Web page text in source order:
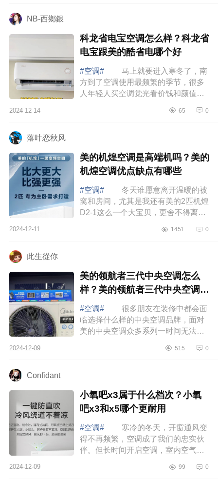
NB-西鄉銀
科龙省电宝空调怎么样？科龙省
电宝跟美的酷省电哪个好
#空调#
马上就要进入寒冬了，南
方到了空调使用最频繁的季节，很多
人年轻人买空调觉光看价钱和颜值，
过日子怎能不精打细算，如果空调不
2024-12-14 65 0
落叶恋秋风
美的机煌空调是高端机吗？美的
机煌空调优点缺点有哪些
#空调#
冬天谁愿意离开温暖的被
窝和房间，尤其是我还有美的2匹机煌
D2-1这么一个大宝贝，更舍不得离开
空调是高端机吗？美的机煌空调优点
2024-12-11 1451 0
此生從你
美的领航者三代中央空调怎么
样？美的领航者三代中央空调的
优缺点
#空调#
很多朋友在装修中都会面
临选择什么样的中央空调品牌，面对
美的中央空调众多系列一时间无法选
介绍下美的领航者三代中央空调怎么
2024-12-09 515 0
Confidant
小氧吧x3属于什么档次？小氧
吧x3和x5哪个更耐用
#空调#
寒冷的冬天，开窗通风变
得不再频繁，空调成了我们的忠实伙
伴。但长时间开启空调，室内空气不
适。下面小编为大家介绍下小氧吧x3
2024-12-09 99 0